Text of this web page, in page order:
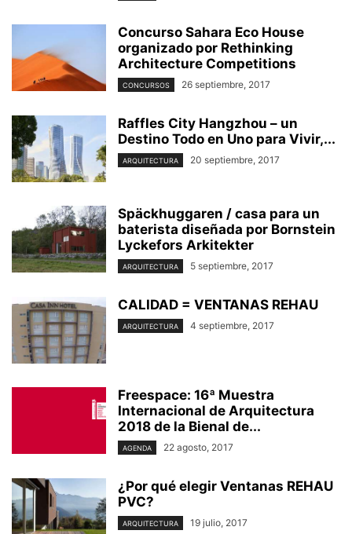
Concurso Sahara Eco House
organizado por Rethinking
Architecture Competitions
CONCURSOS 26 septiembre, 2017
Raffles City Hangzhou – un
Destino Todo en Uno para Vivir,...
ARQUITECTURA 20 septiembre, 2017
Späckhuggaren / casa para un
baterista diseñada por Bornstein
Lyckefors Arkitekter
ARQUITECTURA 5 septiembre, 2017
CALIDAD = VENTANAS REHAU
ARQUITECTURA 4 septiembre, 2017
Freespace: 16ª Muestra
Internacional de Arquitectura
2018 de la Bienal de...
AGENDA 22 agosto, 2017
¿Por qué elegir Ventanas REHAU
PVC?
ARQUITECTURA 19 julio, 2017